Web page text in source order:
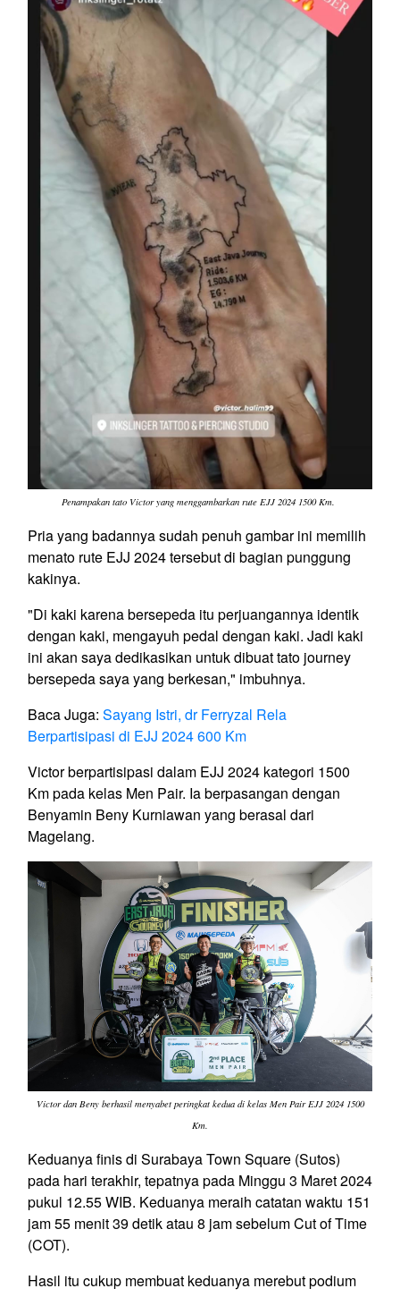
Penampakan tato Victor yang menggambarkan rute EJJ 2024 1500 Km.
Pria yang badannya sudah penuh gambar ini memilih
menato rute EJJ 2024 tersebut di bagian punggung
kakinya.
"Di kaki karena bersepeda itu perjuangannya identik
dengan kaki, mengayuh pedal dengan kaki. Jadi kaki
ini akan saya dedikasikan untuk dibuat tato journey
bersepeda saya yang berkesan," imbuhnya.
Baca Juga: Sayang Istri, dr Ferryzal Rela
Berpartisipasi di EJJ 2024 600 Km
Victor berpartisipasi dalam EJJ 2024 kategori 1500
Km pada kelas Men Pair. Ia berpasangan dengan
Benyamin Beny Kurniawan yang berasal dari
Magelang.
Victor dan Beny berhasil menyabet peringkat kedua di kelas Men Pair EJJ 2024 1500
Km.
Keduanya finis di Surabaya Town Square (Sutos)
pada hari terakhir, tepatnya pada Minggu 3 Maret 2024
pukul 12.55 WIB. Keduanya meraih catatan waktu 151
jam 55 menit 39 detik atau 8 jam sebelum Cut of Time
(COT).
Hasil itu cukup membuat keduanya merebut podium